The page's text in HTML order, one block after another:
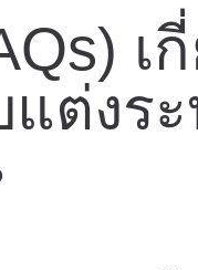
เ
ต่งร